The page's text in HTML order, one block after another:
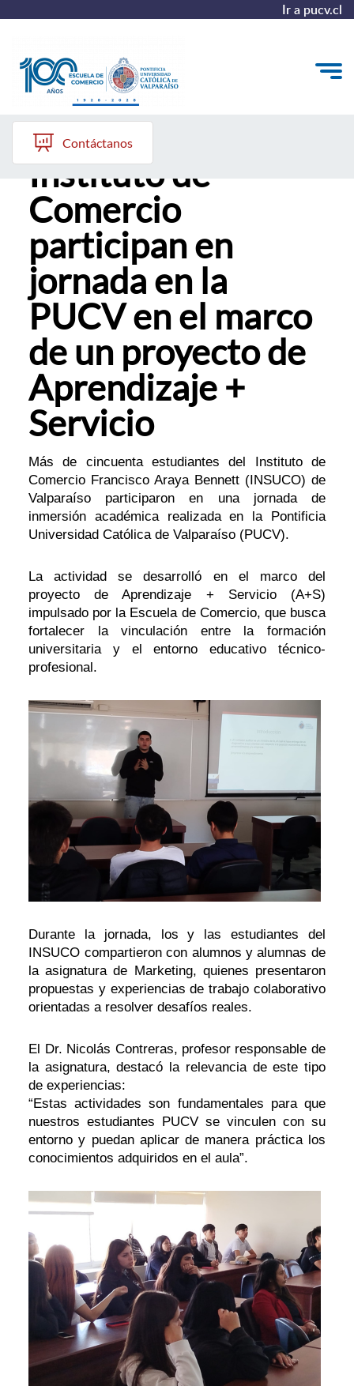
Ir a pucv.cl
Quiénes somos
Vinculación con el Medio
Formación Continua
Postgrados
Admisión
ALUMNI
Contáctanos
Alumnos/as del
Instituto de
Comercio
participan en
jornada en la
PUCV en el marco
de un proyecto de
Aprendizaje +
Servicio
Más de cincuenta estudiantes del Instituto de
Comercio Francisco Araya Bennett (INSUCO) de
Valparaíso participaron en una jornada de
inmersión académica realizada en la Pontificia
Universidad Católica de Valparaíso (PUCV).
La actividad se desarrolló en el marco del
proyecto de Aprendizaje + Servicio (A+S)
impulsado por la Escuela de Comercio, que busca
fortalecer la vinculación entre la formación
universitaria y el entorno educativo técnico-
profesional.
Durante la jornada, los y las estudiantes del
INSUCO compartieron con alumnos y alumnas de
la asignatura de Marketing, quienes presentaron
propuestas y experiencias de trabajo colaborativo
orientadas a resolver desafíos reales.
El Dr. Nicolás Contreras, profesor responsable de
la asignatura, destacó la relevancia de este tipo
de experiencias:
“Estas actividades son fundamentales para que
nuestros estudiantes PUCV se vinculen con su
entorno y puedan aplicar de manera práctica los
conocimientos adquiridos en el aula”.